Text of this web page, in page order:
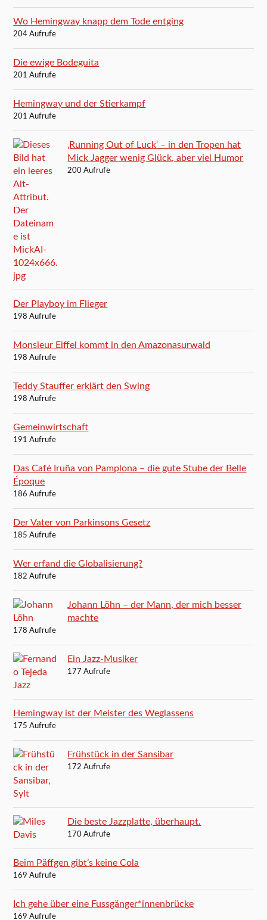
Wo Hemingway knapp dem Tode entging
204 Aufrufe
Die ewige Bodeguita
201 Aufrufe
Hemingway und der Stierkampf
201 Aufrufe
‚Running Out of Luck‘ – in den Tropen hat
Mick Jagger wenig Glück, aber viel Humor
200 Aufrufe
Der Playboy im Flieger
198 Aufrufe
Monsieur Eiffel kommt in den Amazonasurwald
198 Aufrufe
Teddy Stauffer erklärt den Swing
198 Aufrufe
Gemeinwirtschaft
191 Aufrufe
Das Café Iruña von Pamplona – die gute Stube der Belle
Époque
186 Aufrufe
Der Vater von Parkinsons Gesetz
185 Aufrufe
Wer erfand die Globalisierung?
182 Aufrufe
Johann Löhn – der Mann, der mich besser
machte
178 Aufrufe
Ein Jazz-Musiker
177 Aufrufe
Hemingway ist der Meister des Weglassens
175 Aufrufe
Frühstück in der Sansibar
172 Aufrufe
Die beste Jazzplatte, überhaupt.
170 Aufrufe
Beim Päffgen gibt’s keine Cola
169 Aufrufe
Ich gehe über eine Fussgänger*innenbrücke
169 Aufrufe